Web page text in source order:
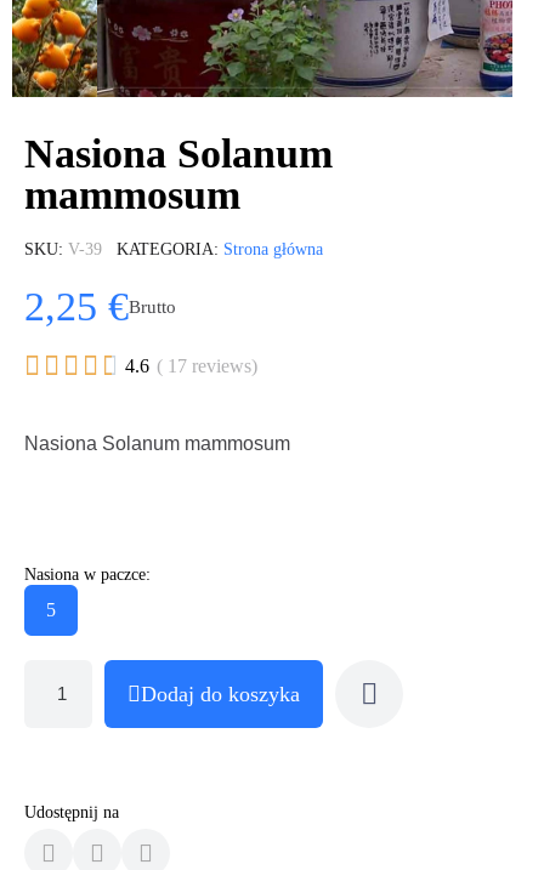
Nasiona Solanum
mammosum
SKU V-39 KATEGORIA Strona główna
2,25 €Brutto
     4.6 ( 17 reviews)
Nasiona Solanum mammosum
Nasiona w paczce:
5
Dodaj do koszyka
Udostępnij na